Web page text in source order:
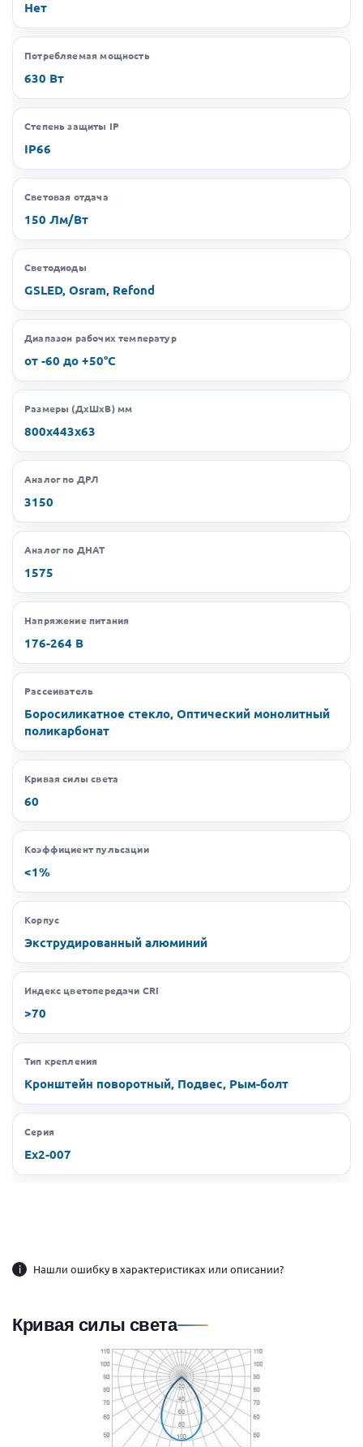
Нет
Потребляемая мощность
630 Вт
Степень защиты IP
IP66
Световая отдача
150 Лм/Вт
Светодиоды
GSLED, Osram, Refond
Диапазон рабочих температур
от -60 до +50°C
Размеры (ДхШхВ) мм
800х443х63
Аналог по ДРЛ
3150
Аналог по ДНАТ
1575
Напряжение питания
176-264 В
Рассеиватель
Боросиликатное стекло, Оптический монолитный
поликарбонат
Кривая силы света
60
Коэффициент пульсации
<1%
Корпус
Экструдированный алюминий
Индекс цветопередачи CRI
>70
Тип крепления
Кронштейн поворотный, Подвес, Рым-болт
Серия
Ex2-007
i Нашли ошибку в характеристиках или описании?
Кривая силы света